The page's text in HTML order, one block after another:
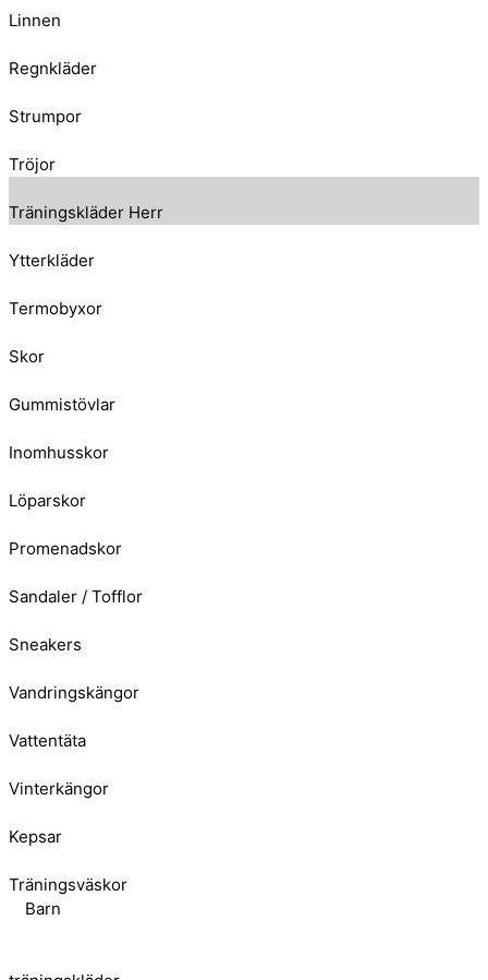
Linnen
Regnkläder
Strumpor
Tröjor
Träningskläder Herr
Ytterkläder
Termobyxor
Skor
Gummistövlar
Inomhusskor
Löparskor
Promenadskor
Sandaler / Tofflor
Sneakers
Vandringskängor
Vattentäta
Vinterkängor
Kepsar
Träningsväskor
Barn